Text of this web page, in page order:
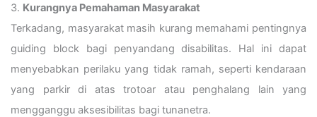
3. Kurangnya Pemahaman Masyarakat
Terkadang, masyarakat masih kurang memahami pentingnya
guiding block bagi penyandang disabilitas. Hal ini dapat
menyebabkan perilaku yang tidak ramah, seperti kendaraan
yang parkir di atas trotoar atau penghalang lain yang
mengganggu aksesibilitas bagi tunanetra.